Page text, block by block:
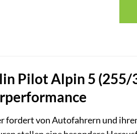
Pilot Alpin 5 (255/
fordert von Autofahrern und